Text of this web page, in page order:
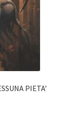
PIETA’